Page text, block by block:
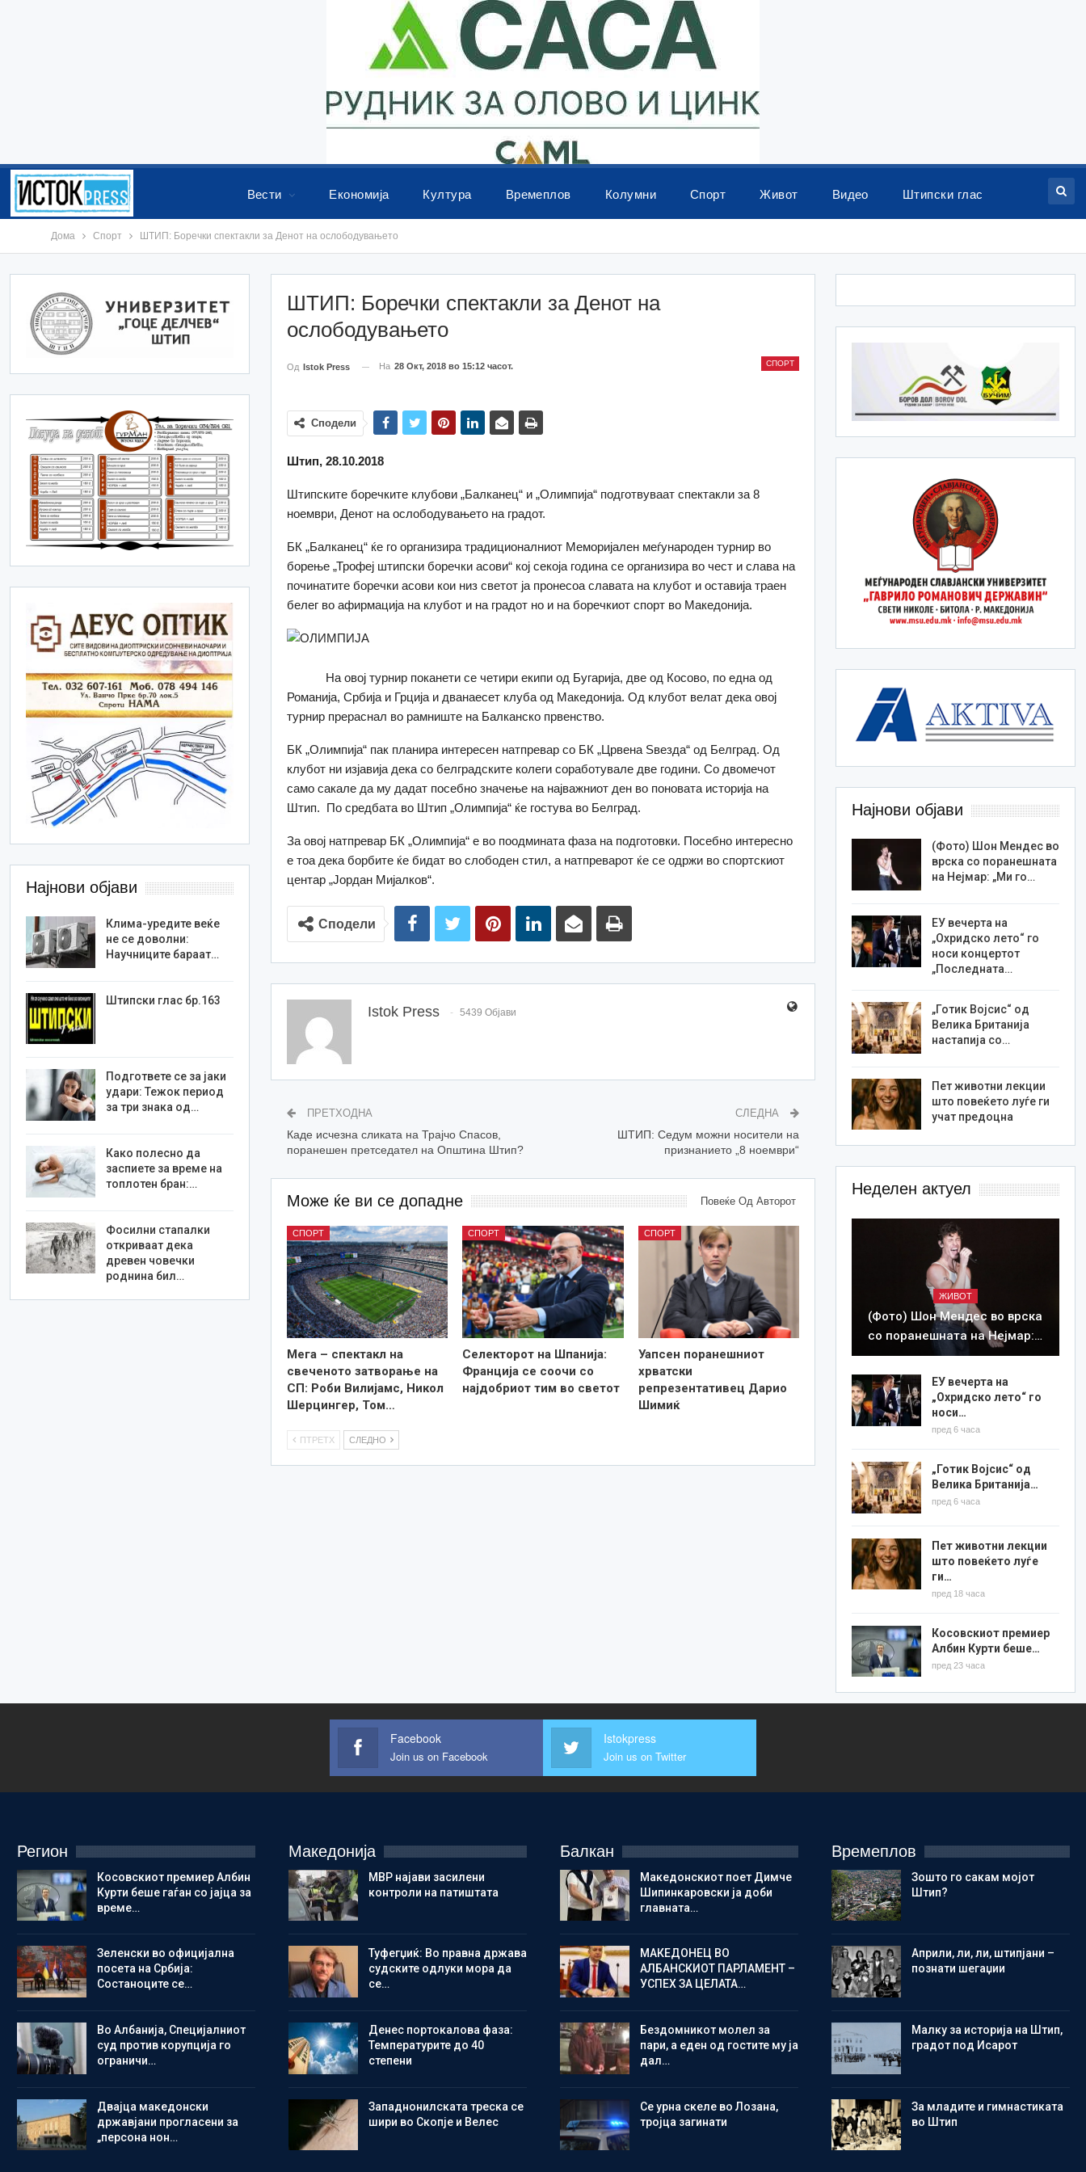
Вести Економија Култура Времеплов Колумни Спорт Живот Видео Штипски глас
Дома Спорт ШТИП: Боречки спектакли за Денот на ослободувањето
ШТИП: Боречки спектакли за Денот на
ослободувањето
СПОРТ
Од Istok Press На 28 Окт, 2018 во 15:12 часот.
Сподели
Штип, 28.10.2018
Штипските боречките клубови „Балканец“ и „Олимпија“ подготвуваат спектакли за 8
ноември, Денот на ослободувањето на градот.
БК „Балканец“ ќе го организира традиционалниот Меморијален меѓународен турнир во
борење „Трофеј штипски боречки асови“ кој секоја година се организира во чест и слава на
починатите боречки асови кои низ светот ја пронесоа славата на клубот и оставија траен
белег во афирмација на клубот и на градот но и на боречкиот спорт во Македонија.
На овој турнир поканети се четири екипи од Бугарија, две од Косово, по една од
Романија, Србија и Грција и дванаесет клуба од Македонија. Од клубот велат дека овој
турнир прераснал во рамниште на Балканско првенство.
БК „Олимпија“ пак планира интересен натпревар со БК „Црвена Ѕвезда“ од Белград. Од
клубот ни изјавија дека со белградските колеги соработувале две години. Со двомечот
само сакале да му дадат посебно значење на најважниот ден во поновата историја на
Штип. По средбата во Штип „Олимпија“ ќе гостува во Белград.
За овој натпревар БК „Олимпија“ е во поодмината фаза на подготовки. Посебно интересно
е тоа дека борбите ќе бидат во слободен стил, а натпреварот ќе се одржи во спортскиот
центар „Јордан Мијалков“.
Сподели
Istok Press 5439 Објави
ПРЕТХОДНА
Каде исчезна сликата на Трајчо Спасов,
поранешен претседател на Општина Штип?
СЛЕДНА
ШТИП: Седум можни носители на
признанието „8 ноември“
Може ќе ви се допадне Повеќе Од Авторот
СПОРТ
Мега – спектакл на
свеченото затворање на
СП: Роби Вилијамс, Никол
Шерцингер, Том…
СПОРТ
Селекторот на Шпанија:
Франција се соочи со
најдобриот тим во светот
СПОРТ
Уапсен поранешниот
хрватски
репрезентативец Дарио
Шимиќ
ПТРЕТХ СЛЕДНО
Најнови објави
(Фото) Шон Мендес во
врска со поранешната
на Нејмар: „Ми го…
ЕУ вечерта на
„Охридско лето“ го
носи концертот
„Последната…
„Готик Војсис“ од
Велика Британија
настапија со…
Пет животни лекции
што повеќето луѓе ги
учат предоцна
Неделен актуел
ЖИВОТ
(Фото) Шон Мендес во врска
со поранешната на Нејмар:…
ЕУ вечерта на
„Охридско лето“ го
носи…
пред 6 часа
„Готик Војсис“ од
Велика Британија…
пред 6 часа
Пет животни лекции
што повеќето луѓе
ги…
пред 18 часа
Косовскиот премиер
Албин Курти беше…
пред 23 часа
Најнови објави
Клима-уредите веќе
не се доволни:
Научниците бараат…
Штипски глас бр.163
Подгответе се за јаки
удари: Тежок период
за три знака од…
Како полесно да
заспиете за време на
топлотен бран:…
Фосилни стапалки
откриваат дека
древен човечки
роднина бил…
Facebook
Join us on Facebook
Istokpress
Join us on Twitter
Регион
Косовскиот премиер Албин
Курти беше гаѓан со јајца за
време…
Зеленски во официјална
посета на Србија:
Состаноците се…
Во Албанија, Специјалниот
суд против корупција го
ограничи…
Двајца македонски
државјани прогласени за
„персона нон…
Македонија
МВР најави засилени
контроли на патиштата
Туфегџиќ: Во правна држава
судските одлуки мора да
се…
Денес портокалова фаза:
Температурите до 40
степени
Западнонилската треска се
шири во Скопје и Велес
Балкан
Македонскиот поет Димче
Шипинкаровски ја доби
главната…
МАКЕДОНЕЦ ВО
АЛБАНСКИОТ ПАРЛАМЕНТ –
УСПЕХ ЗА ЦЕЛАТА…
Бездомникот молел за
пари, а еден од гостите му ја
дал…
Се урна скеле во Лозана,
тројца загинати
Времеплов
Зошто го сакам мојот
Штип?
Aприли, ли, ли, штипјани –
познати шегаџии
Малку за историја на Штип,
градот под Исарот
Зa младите и гимнастиката
во Штип